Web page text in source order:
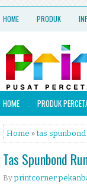
HOME PRODUK
HOME PRODUK
Home »tas
Tas Spunbond
Byprintcorner